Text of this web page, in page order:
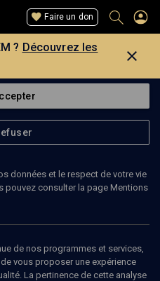
Faire un don
? Découvrez les
israélien Haaretz.
données et le respect de votre vie
pouvez consulter la page Mentions
de nos programmes et services,
vous proposer une expérience
La pertinence de cette analyse